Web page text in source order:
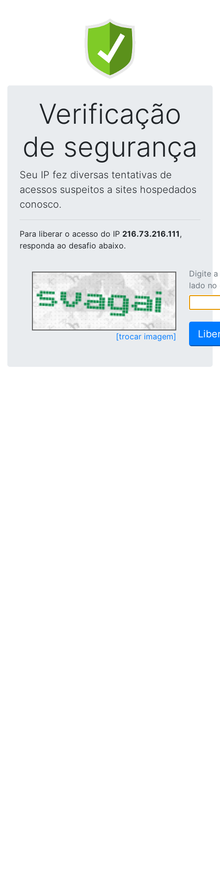
Verificação
de segurança
Seu IP fez diversas tentativas de
acessos suspeitos a sites hospedados
conosco.
Para liberar o acesso do IP 216.73.216.111,
responda ao desafio abaixo.
[trocar imagem]
Digite
lado no